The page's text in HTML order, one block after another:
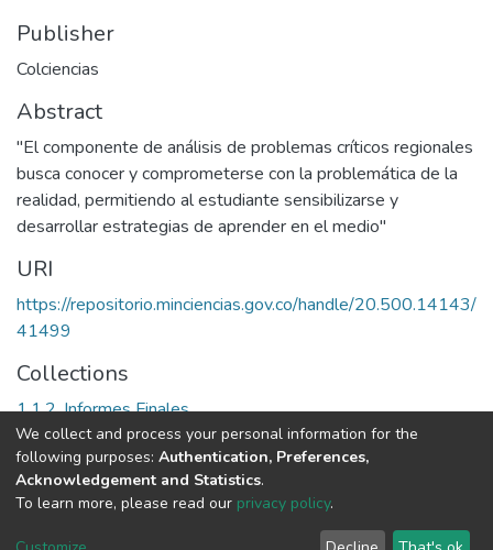
Publisher
Colciencias
Abstract
"El componente de análisis de problemas críticos regionales
busca conocer y comprometerse con la problemática de la
realidad, permitiendo al estudiante sensibilizarse y
desarrollar estrategias de aprender en el medio"
URI
https://repositorio.minciencias.gov.co/handle/20.500.14143/
41499
Collections
1.1.2. Informes Finales
Full item page
DSpace software copyright © 2002-2026
Cookie End User Send
We collect and process your personal information for the
following purposes: Authentication, Preferences,
Acknowledgement and Statistics.
To learn more, please read our privacy policy.